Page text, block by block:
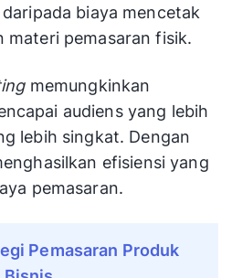
biaya mencetak
materi pemasaran fisik.
memungkinkan
audiens yang lebih
lebih singkat. Dengan
efisiensi yang
pemasaran.
Pemasaran Produk